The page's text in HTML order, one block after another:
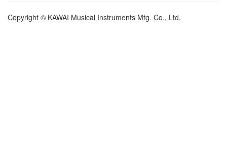
Copyright © KAWAI Musical Instruments Mfg. Co., Ltd.